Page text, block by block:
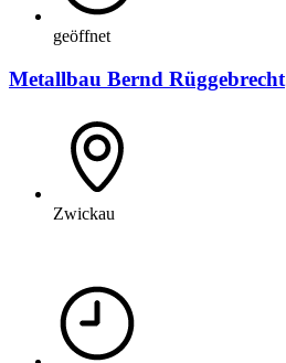
geöffnet
Metallbau Bernd Rüggebrecht
Zwickau